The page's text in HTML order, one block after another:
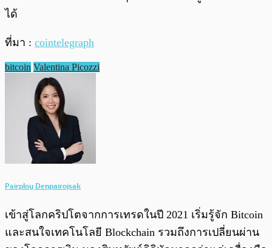
ได้
ที่มา : cointelegraph
bitcoin Valentina Picozzi
Pairploy Denpairojsak
เข้าสู่โลกคริปโตจากการเทรดในปี 2021 เริ่มรู้จัก Bitcoin
และสนใจเทคโนโลยี Blockchain รวมถึงการเปลี่ยนผ่าน